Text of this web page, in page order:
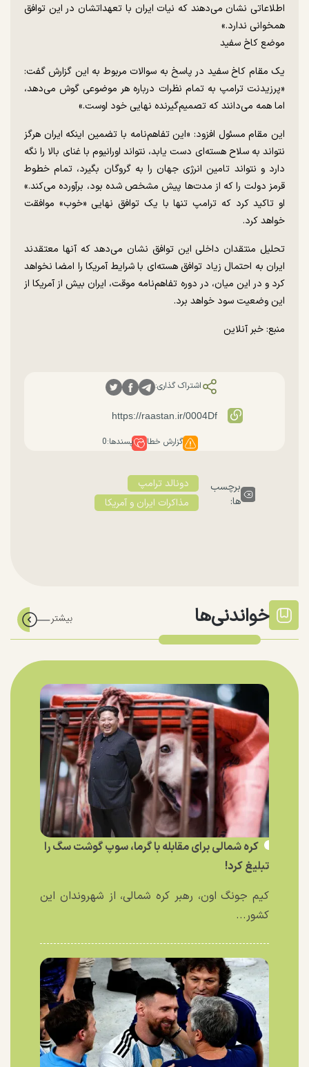
اطلاعاتی نشان می‌دهند که نیات ایران با تعهداتشان در این توافق
همخوانی ندارد.»
موضع کاخ سفید
یک مقام کاخ سفید در پاسخ به سوالات مربوط به این گزارش گفت:
«پرزیدنت ترامپ به تمام نظرات درباره هر موضوعی گوش می‌دهد،
اما همه می‌دانند که تصمیم‌گیرنده نهایی خود اوست.»
این مقام مسئول افزود: «این تفاهم‌نامه با تضمین اینکه ایران هرگز
نتواند به سلاح هسته‌ای دست یابد، نتواند اورانیوم با غنای بالا را نگه
دارد و نتواند تامین انرژی جهان را به گروگان بگیرد، تمام خطوط
قرمز دولت را که از مدت‌ها پیش مشخص شده بود، برآورده می‌کند.»
او تاکید کرد که ترامپ تنها با یک توافق نهایی «خوب» موافقت
خواهد کرد.
تحلیل منتقدان داخلی این توافق نشان می‌دهد که آنها معتقدند
ایران به احتمال زیاد توافق هسته‌ای با شرایط آمریکا را امضا نخواهد
کرد و در این میان، در دوره تفاهم‌نامه موقت، ایران بیش از آمریکا از
این وضعیت سود خواهد برد.
منبع: خبر آنلاین
اشتراک گذاری:
گزارش خطا پسندها:0
برچسب
ها:
دونالد ترامپ
مذاکرات ایران و آمریکا
خواندنی‌ها
کره شمالی برای مقابله با گرما، سوپ گوشت سگ را
تبلیغ کرد!
کیم جونگ اون، رهبر کره شمالی، از شهروندان این
کشور...